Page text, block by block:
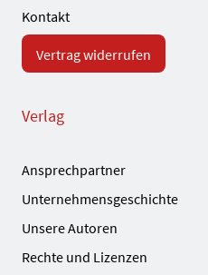
Kontakt
Vertrag widerrufen
Verlag
Ansprechpartner
Unternehmensgeschichte
Unsere Autoren
Rechte und Lizenzen